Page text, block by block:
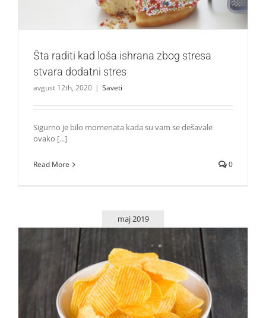
Šta raditi kad loša ishrana zbog stresa
stvara dodatni stres
avgust 12th, 2020 | Saveti
Sigurno je bilo momenata kada su vam se dešavale
ovako [...]
Read More 0
maj 2019
Zašto ne možemo odoleti kesici čipsa?